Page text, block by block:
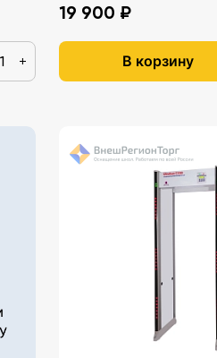
+
19 900 ₽
В корзину